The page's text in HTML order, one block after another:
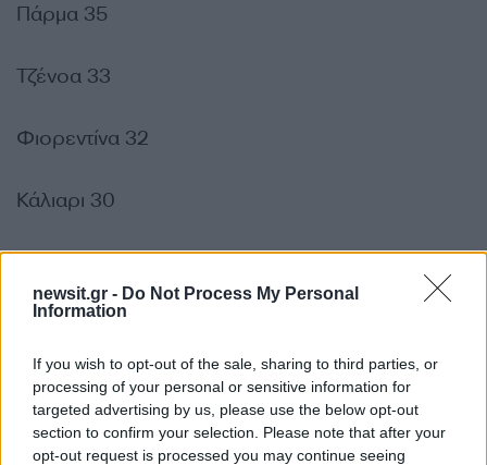
newsit.gr - Do Not Process My Personal
Information
If you wish to opt-out of the sale, sharing to third parties, or
processing of your personal or sensitive information for
targeted advertising by us, please use the below opt-out
section to confirm your selection. Please note that after your
opt-out request is processed you may continue seeing
Πάρμα 35
Τζένοα 33
Φιορεντίνα 32
Κάλιαρι 30
Κρεμονέζε 27
Λέτσε 27
Βερόνα 18
Πίζα 18